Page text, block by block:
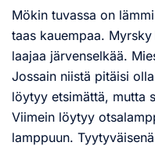
Mökin tuvassa on
taas kauempaa.
laajaa järvenselkää.
Jossain niistä pitäisi
löytyy etsimättä, mutta
Viimein löytyy
lamppuun.